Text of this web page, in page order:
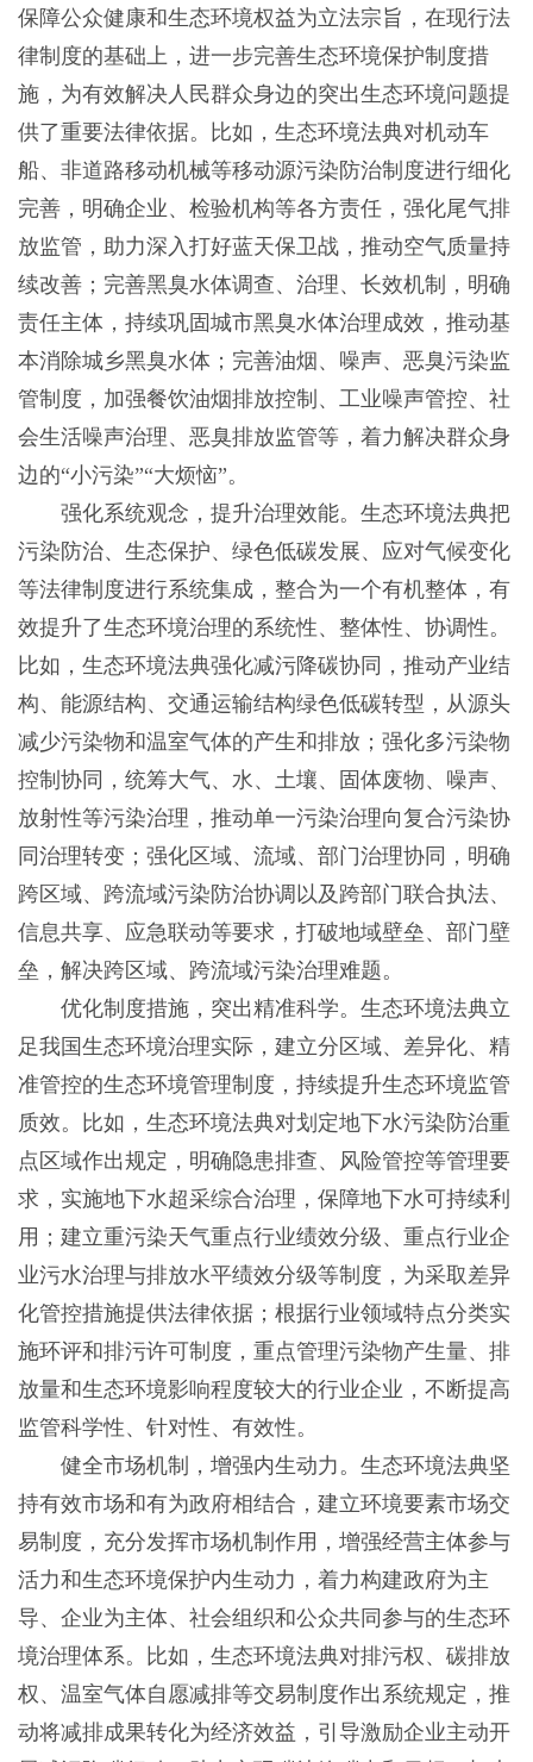
保障公众健康和生态环境权益为立法宗旨，在现行法
律制度的基础上，进一步完善生态环境保护制度措
施，为有效解决人民群众身边的突出生态环境问题提
供了重要法律依据。比如，生态环境法典对机动车
船、非道路移动机械等移动源污染防治制度进行细化
完善，明确企业、检验机构等各方责任，强化尾气排
放监管，助力深入打好蓝天保卫战，推动空气质量持
续改善；完善黑臭水体调查、治理、长效机制，明确
责任主体，持续巩固城市黑臭水体治理成效，推动基
本消除城乡黑臭水体；完善油烟、噪声、恶臭污染监
管制度，加强餐饮油烟排放控制、工业噪声管控、社
会生活噪声治理、恶臭排放监管等，着力解决群众身
边的“小污染”“大烦恼”。
强化系统观念，提升治理效能。生态环境法典把
污染防治、生态保护、绿色低碳发展、应对气候变化
等法律制度进行系统集成，整合为一个有机整体，有
效提升了生态环境治理的系统性、整体性、协调性。
比如，生态环境法典强化减污降碳协同，推动产业结
构、能源结构、交通运输结构绿色低碳转型，从源头
减少污染物和温室气体的产生和排放；强化多污染物
控制协同，统筹大气、水、土壤、固体废物、噪声、
放射性等污染治理，推动单一污染治理向复合污染协
同治理转变；强化区域、流域、部门治理协同，明确
跨区域、跨流域污染防治协调以及跨部门联合执法、
信息共享、应急联动等要求，打破地域壁垒、部门壁
垒，解决跨区域、跨流域污染治理难题。
优化制度措施，突出精准科学。生态环境法典立
足我国生态环境治理实际，建立分区域、差异化、精
准管控的生态环境管理制度，持续提升生态环境监管
质效。比如，生态环境法典对划定地下水污染防治重
点区域作出规定，明确隐患排查、风险管控等管理要
求，实施地下水超采综合治理，保障地下水可持续利
用；建立重污染天气重点行业绩效分级、重点行业企
业污水治理与排放水平绩效分级等制度，为采取差异
化管控措施提供法律依据；根据行业领域特点分类实
施环评和排污许可制度，重点管理污染物产生量、排
放量和生态环境影响程度较大的行业企业，不断提高
监管科学性、针对性、有效性。
健全市场机制，增强内生动力。生态环境法典坚
持有效市场和有为政府相结合，建立环境要素市场交
易制度，充分发挥市场机制作用，增强经营主体参与
活力和生态环境保护内生动力，着力构建政府为主
导、企业为主体、社会组织和公众共同参与的生态环
境治理体系。比如，生态环境法典对排污权、碳排放
权、温室气体自愿减排等交易制度作出系统规定，推
动将减排成果转化为经济效益，引导激励企业主动开